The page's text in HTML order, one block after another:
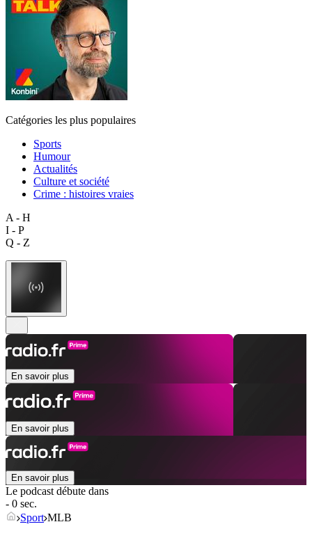
Catégories les plus populaires
Sports
Humour
Actualités
Culture et société
Crime : histoires vraies
A - H
I - P
Q - Z
En savoir plus
En savoir plus
En savoir plus
Le podcast débute dans
- 0 sec.
Sport MLB